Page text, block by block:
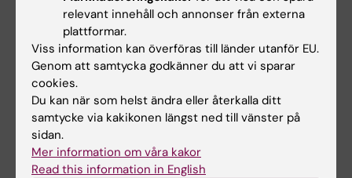
Publikation:
Anna Enblom, Mats Lekander, Mats Hammar,
Anna Johnsson, Erik Onelöv, Martin Ingvar,
Gunnar Steineck & Sussanne Börjeson
Getting the Grip on Nonspecific Treatment
Effects: Emesis in Patients Randomized to
Acupuncture or Sham Compared to
relevant innehåll och annonser från externa
plattformar.
Viss information kan överföras till länder utanför EU.
Genom att samtycka godkänner du att vi sparar
cookies.
Du kan när som helst ändra eller återkalla ditt
samtycke via kakikonen längst ned till vänster på
sidan.
Mer information om våra kakor
Read this information in English